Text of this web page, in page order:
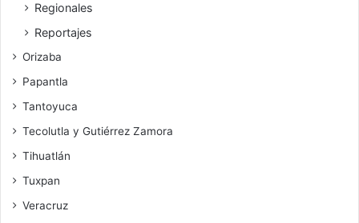
Regionales
Reportajes
Orizaba
Papantla
Tantoyuca
Tecolutla y Gutiérrez Zamora
Tihuatlán
Tuxpan
Veracruz